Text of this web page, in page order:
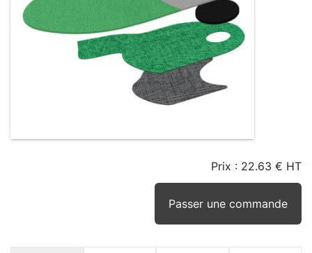
STOCK
Prix : 22.63 € HT
Passer une commande